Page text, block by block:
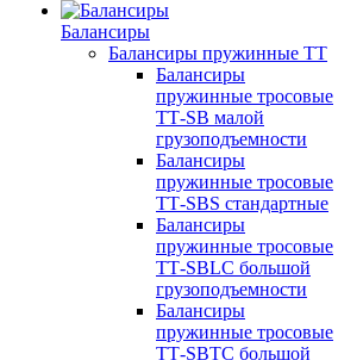
Балансиры
Балансиры пружинные TT
Балансиры
пружинные тросовые
ТТ-SB малой
грузоподъемности
Балансиры
пружинные тросовые
ТТ-SBS стандартные
Балансиры
пружинные тросовые
ТТ-SBLC большой
грузоподъемности
Балансиры
пружинные тросовые
ТТ-SBTC большой